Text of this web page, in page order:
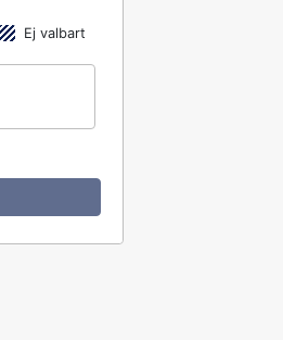
Ej valbart